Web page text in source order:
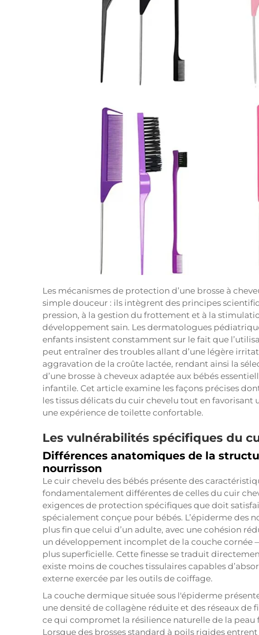
Les mécanismes de protection d’une brosse à
simple douceur : ils intègrent des principes
pression, à la gestion du frottement et à la
développement sain. Les dermatologues
enfants insistent constamment sur le fait que
peut entraîner des troubles allant d’une légère
aggravation de la croûte lactée, rendant ainsi la
d’une brosse à cheveux adaptée aux bébés
infantile. Cet article examine les façons précises
les tissus délicats du cuir chevelu tout en favorisant
une expérience de toilette confortable.
Les vulnérabilités spécifiques du
Différences anatomiques de la
nourrisson
Le cuir chevelu des bébés présente des
fondamentalement différentes de celles du cuir
exigences de protection spécifiques que doit
spécialement conçue pour bébés. L’épiderme des
plus fin que celui d’un adulte, avec une cohésion
un développement incomplet de la couche cornée
plus superficielle. Cette finesse se traduit
existe moins de couches tissulaires capables
externe exercée par les outils de coiffage.
La couche dermique située sous l'épiderme
une densité de collagène réduite et des réseaux de
ce qui compromet la résilience naturelle de la peau
Lorsque des brosses standard à poils rigides